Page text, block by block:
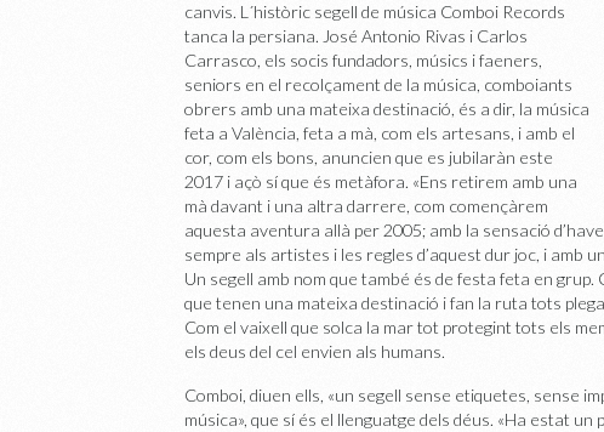
canvis. L´històric segell de música Comboi Records
tanca la persiana. José Antonio Rivas i Carlos
Carrasco, els socis fundadors, músics i faeners,
seniors en el recolçament de la música, comboiants
obrers amb una mateixa destinació, és a dir, la música
feta a València, feta a mà, com els artesans, i amb el
cor, com els bons, anuncien que es jubilaràn este
2017 i açò sí que és metàfora. «Ens retirem amb una
mà davant i una altra darrere, com començàrem
aquesta aventura allà per 2005; amb la sensació
sempre als artistes i les regles d’aquest dur joc, i amb
Un segell amb nom que també és de festa feta en
que tenen una mateixa destinació i fan la ruta tots
Com el vaixell que solca la mar tot protegint tots els
els deus del cel envien als humans.
Comboi, diuen ells, «un segell sense etiquetes, sense
música», que sí és el llenguatge dels déus. «Ha estat